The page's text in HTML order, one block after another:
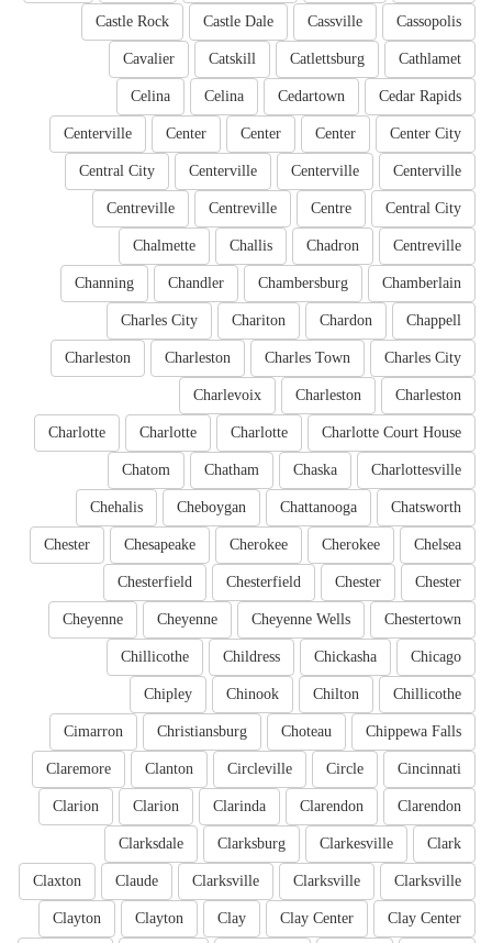
Cassopolis
Cassville
Castle Dale
Castle Rock
Cathlamet
Catlettsburg
Catskill
Cavalier
Cedar Rapids
Cedartown
Celina
Celina
Center City
Center
Center
Center
Centerville
Centerville
Centerville
Centerville
Central City
Central City
Centre
Centreville
Centreville
Centreville
Chadron
Challis
Chalmette
Chamberlain
Chambersburg
Chandler
Channing
Chappell
Chardon
Chariton
Charles City
Charles City
Charles Town
Charleston
Charleston
Charleston
Charleston
Charlevoix
Charlotte Court House
Charlotte
Charlotte
Charlotte
Charlottesville
Chaska
Chatham
Chatom
Chatsworth
Chattanooga
Cheboygan
Chehalis
Chelsea
Cherokee
Cherokee
Chesapeake
Chester
Chester
Chester
Chesterfield
Chesterfield
Chestertown
Cheyenne Wells
Cheyenne
Cheyenne
Chicago
Chickasha
Childress
Chillicothe
Chillicothe
Chilton
Chinook
Chipley
Chippewa Falls
Choteau
Christiansburg
Cimarron
Cincinnati
Circle
Circleville
Clanton
Claremore
Clarendon
Clarendon
Clarinda
Clarion
Clarion
Clark
Clarkesville
Clarksburg
Clarksdale
Clarksville
Clarksville
Clarksville
Claude
Claxton
Clay Center
Clay Center
Clay
Clayton
Clayton